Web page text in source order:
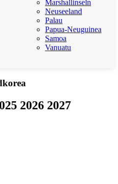
Marshallinseln
Neuseeland
Palau
Papua-Neuguinea
Samoa
Vanuatu
2026 2027